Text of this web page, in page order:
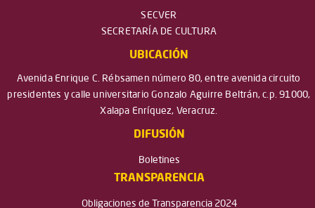
SECVER
SECRETARÍA DE CULTURA
UBICACIÓN
Avenida Enrique C. Rébsamen número 80, entre avenida circuito
presidentes y calle universitario Gonzalo Aguirre Beltrán, c.p. 91000,
Xalapa Enríquez, Veracruz.
DIFUSIÓN
Boletines
TRANSPARENCIA
Obligaciones de Transparencia 2024